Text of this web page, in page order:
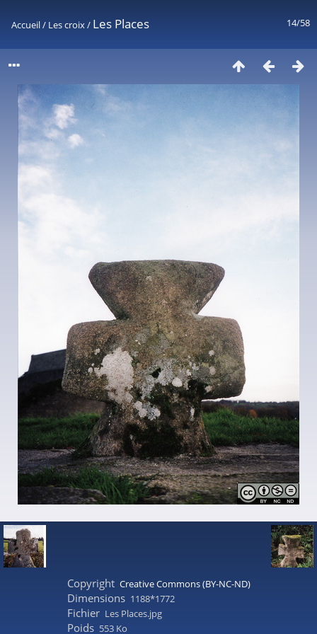
14/58
Accueil/ Les croix/ Les Places
Copyright Creative Commons (BY-NC-ND)
Dimensions 1188*1772
Fichier Les Places.jpg
Poids 553 Ko